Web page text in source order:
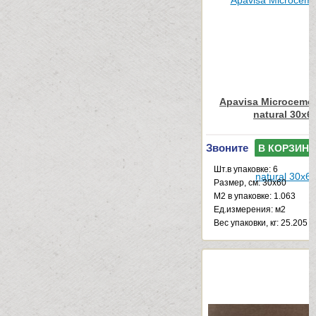
Apavisa
natural
Звоните В КОРЗИНУ
Шт.в упаковке: 6
Размер, см: 30x60
М2 в упаковке: 1.063
Ед.измерения: м2
Веc упаковки, кг: 25.205